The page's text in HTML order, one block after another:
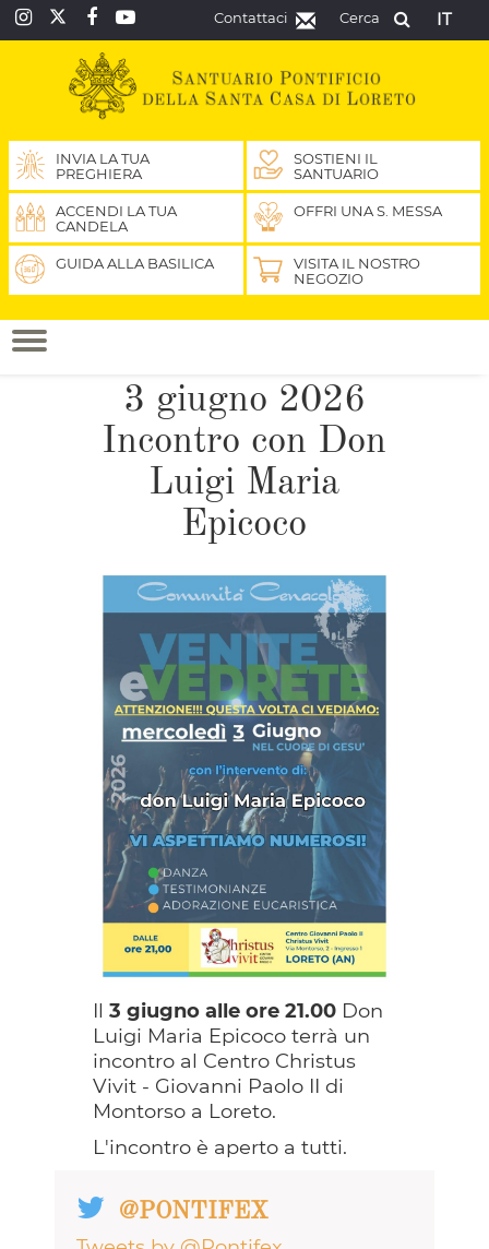
IT
Cerca
Contattaci
INVIA LA TUA
PREGHIERA
SOSTIENI IL
SANTUARIO
ACCENDI LA TUA
CANDELA
OFFRI UNA S. MESSA
GUIDA ALLA BASILICA
VISITA IL NOSTRO
NEGOZIO
3 giugno 2026
Incontro con Don
Luigi Maria
Epicoco
Il 3 giugno alle ore 21.00Don
Luigi Maria Epicoco terrà un
incontro al Centro Christus
Vivit - Giovanni Paolo II di
Montorso a Loreto.
L'incontro è aperto a tutti.
@PONTIFEX